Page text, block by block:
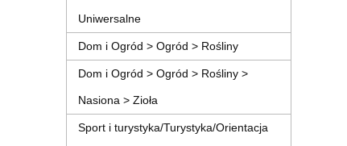
Uniwersalne
Dom i Ogród > Ogród > Rośliny
Dom i Ogród > Ogród > Rośliny >
Nasiona > Zioła
Sport i turystyka/Turystyka/Orientacja